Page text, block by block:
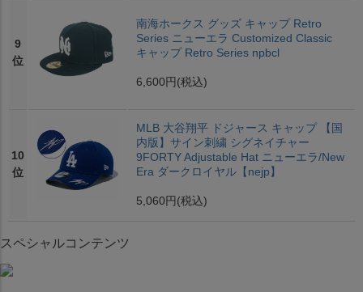
9
位
南海ホークス グッズ キャップ Retro
Series ニューエラ Customized Classic
キャップ Retro Series npbcl
6,600円 (税込)
10
位
MLB 大谷翔平 ドジャース キャップ 【国
内版】サイン刺繍 シグネイチャー
9FORTY Adjustable Hat ニューエラ/New
Era ダークロイヤル【nejp】
5,060円 (税込)
スペシャルコンテンツ